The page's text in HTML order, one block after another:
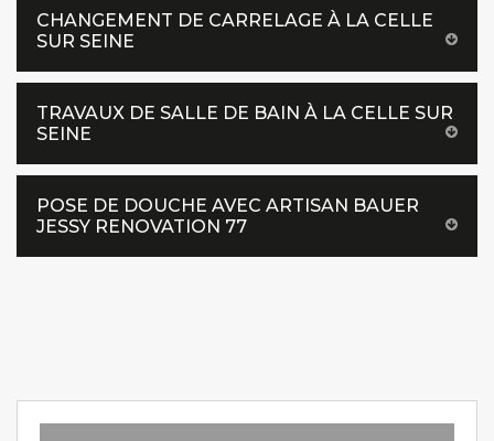
CHANGEMENT DE CARRELAGE À LA CELLE
SUR SEINE
TRAVAUX DE SALLE DE BAIN À LA CELLE SUR
SEINE
POSE DE DOUCHE AVEC ARTISAN BAUER
JESSY RENOVATION 77